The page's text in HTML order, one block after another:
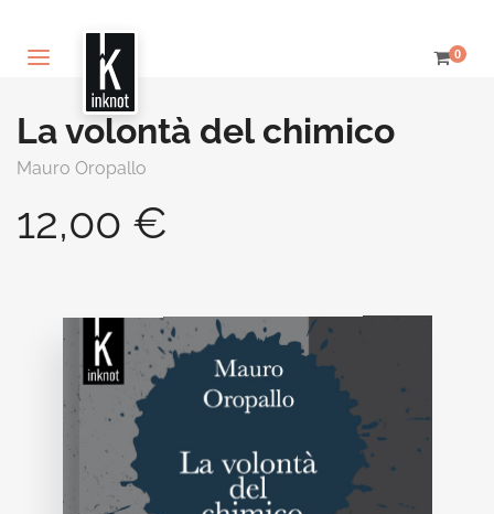
0
La volontà del chimico
Mauro Oropallo
12,00 €